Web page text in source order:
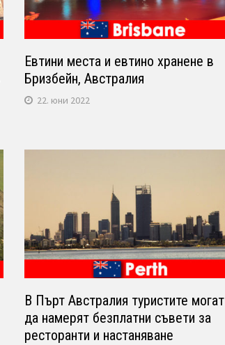
Евтини места и евтино хранене в
Бризбейн, Австралия
22. юни 2022
В Пърт Австралия туристите могат
да намерят безплатни съвети за
ресторанти и настаняване